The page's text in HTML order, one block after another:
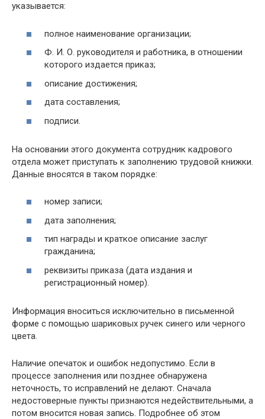
указывается:
полное наименование организации;
Ф. И. О. руководителя и работника, в отношении
которого издается приказ;
описание достижения;
дата составления;
подписи.
На основании этого документа сотрудник кадрового
отдела может приступать к заполнению трудовой книжки.
Данные вносятся в таком порядке:
номер записи;
дата заполнения;
тип награды и краткое описание заслуг
гражданина;
реквизиты приказа (дата издания и
регистрационный номер).
Информация вноситься исключительно в письменной
форме с помощью шариковых ручек синего или черного
цвета.
Наличие опечаток и ошибок недопустимо. Если в
процессе заполнения или позднее обнаружена
неточность, то исправлений не делают. Сначала
недостоверные пункты признаются недействительными, а
потом вносится новая запись. Подробнее об этом